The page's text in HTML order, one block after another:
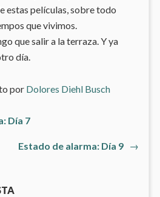
estas películas, sobre todo
que vivimos.
que salir a la terraza. Y ya
día.
por Dolores Diehl Busch
Día 7
Estado de alarma: Día 9Artículo
→